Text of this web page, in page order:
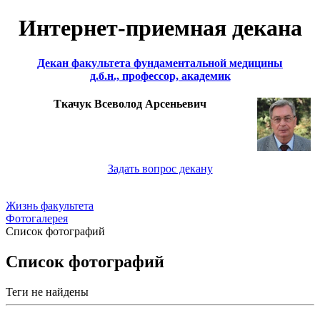
Интернет-приемная декана
Декан факультета фундаментальной медицины
д.б.н., профессор, академик
Ткачук Всеволод Арсеньевич
Задать вопрос декану
Жизнь факультета
Фотогалерея
Список фотографий
Список фотографий
Теги не найдены